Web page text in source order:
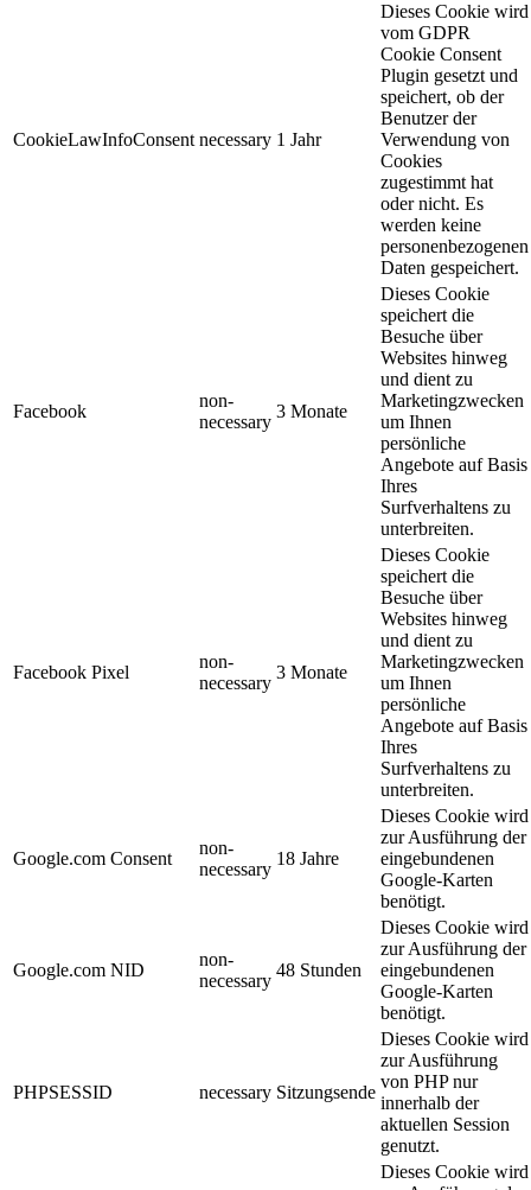
CookieLawInfoConsent necessary 1 Jahr
Dieses Cookie wird
vom GDPR
Cookie Consent
Plugin gesetzt und
speichert, ob der
Benutzer der
Verwendung von
Cookies
zugestimmt hat
oder nicht. Es
werden keine
personenbezogenen
Daten gespeichert.
Facebook
non-
necessary
3 Monate
Dieses Cookie
speichert die
Besuche über
Websites hinweg
und dient zu
Marketingzwecken
um Ihnen
persönliche
Angebote auf Basis
Ihres
Surfverhaltens zu
unterbreiten.
Facebook Pixel
non-
necessary
3 Monate
Dieses Cookie
speichert die
Besuche über
Websites hinweg
und dient zu
Marketingzwecken
um Ihnen
persönliche
Angebote auf Basis
Ihres
Surfverhaltens zu
unterbreiten.
Google.com Consent
non-
necessary
18 Jahre
Dieses Cookie wird
zur Ausführung der
eingebundenen
Google-Karten
benötigt.
Google.com NID
non-
necessary
48 Stunden
Dieses Cookie wird
zur Ausführung der
eingebundenen
Google-Karten
benötigt.
PHPSESSID necessary Sitzungsende
Dieses Cookie wird
zur Ausführung
von PHP nur
innerhalb der
aktuellen Session
genutzt.
Dieses Cookie wird